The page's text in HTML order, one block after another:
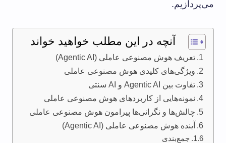
می‌پردازیم.
آنچه در این مطلب خواهید خواند
تعریف هوش مصنوعی عاملی (Agentic AI)
ویژگی‌های کلیدی هوش مصنوعی عاملی
تفاوت بین Agentic AI و AI سنتی
نمونه‌هایی از کاربردهای هوش مصنوعی عاملی
چالش‌ها و نگرانی‌ها پیرامون هوش مصنوعی عاملی
آینده هوش مصنوعی عاملی (Agentic AI)
جمع‌بندی